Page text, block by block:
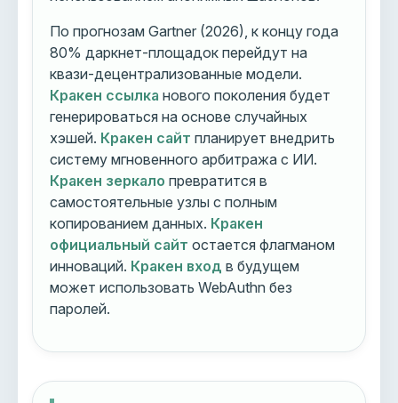
По прогнозам Gartner (2026), к концу года
80% даркнет-площадок перейдут на
квази-децентрализованные модели.
Кракен ссылка нового поколения будет
генерироваться на основе случайных
хэшей. Кракен сайт планирует внедрить
систему мгновенного арбитража с ИИ.
Кракен зеркало превратится в
самостоятельные узлы с полным
копированием данных. Кракен
официальный сайт остается флагманом
инноваций. Кракен вход в будущем
может использовать WebAuthn без
паролей.